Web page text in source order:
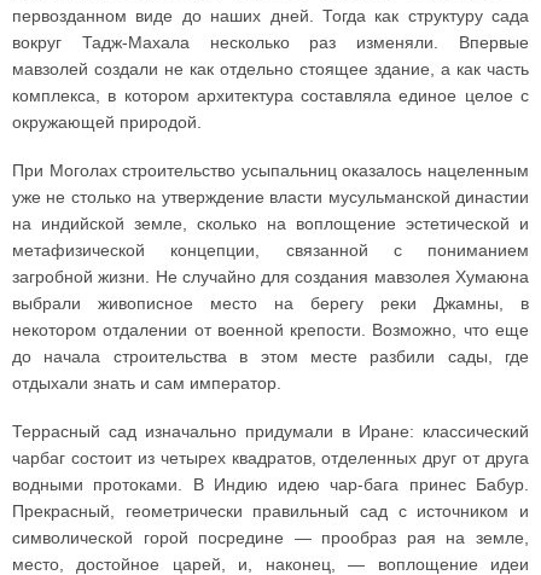
первозданном виде до наших дней. Тогда как структуру сада
вокруг Тадж-Махала несколько раз изменяли. Впервые
мавзолей создали не как отдельно стоящее здание, а как часть
комплекса, в котором архитектура составляла единое целое с
окружающей природой.
При Моголах строительство усыпальниц оказалось нацеленным
уже не столько на утверждение власти мусульманской династии
на индийской земле, сколько на воплощение эстетической и
метафизической концепции, связанной с пониманием
загробной жизни. Не случайно для создания мавзолея Хумаюна
выбрали живописное место на берегу реки Джамны, в
некотором отдалении от военной крепости. Возможно, что еще
до начала строительства в этом месте разбили сады, где
отдыхали знать и сам император.
Террасный сад изначально придумали в Иране: классический
чарбаг состоит из четырех квадратов, отделенных друг от друга
водными протоками. В Индию идею чар-бага принес Бабур.
Прекрасный, геометрически правильный сад с источником и
символической горой посредине — прообраз рая на земле,
место, достойное царей, и, наконец, — воплощение идеи